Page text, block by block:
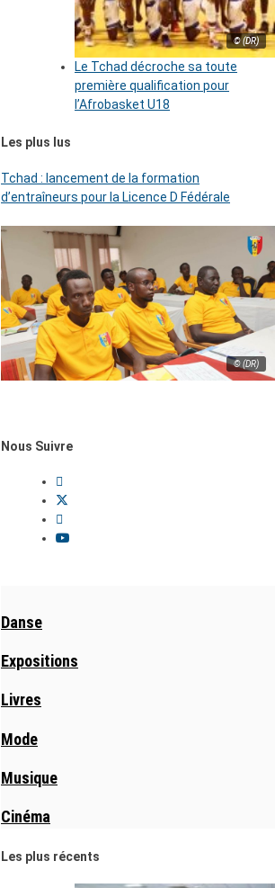
© (DR)
Le Tchad décroche sa toute
première qualification pour
l’Afrobasket U18
Les plus lus
Tchad : lancement de la formation
d’entraîneurs pour la Licence D Fédérale
© (DR)
Nous Suivre
Danse
Expositions
Livres
Mode
Musique
Cinéma
Les plus récents